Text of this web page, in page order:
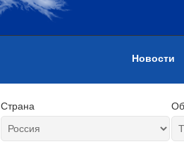
Новости
Страна